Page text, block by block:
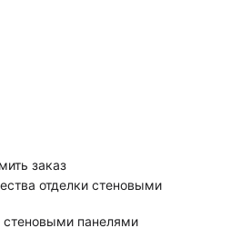
заказ
отделки стеновыми